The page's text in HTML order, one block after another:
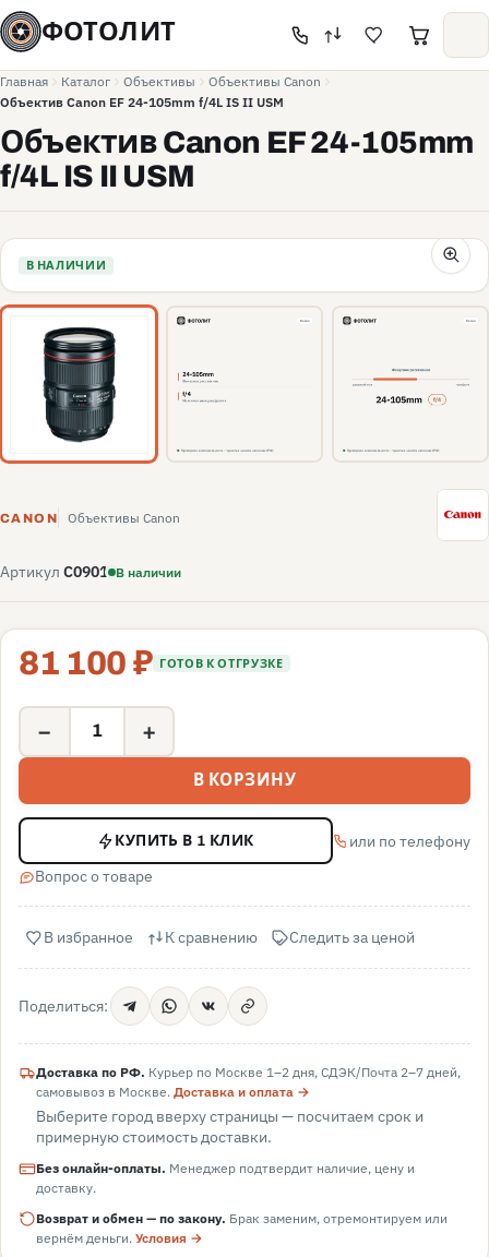
ФОТОЛИТ
Главная Каталог Объективы
Объективы Canon
Объектив Canon EF 24-105mm f/4L IS II USM
Объектив Canon EF 24-105mm
f/4L IS II USM
В НАЛИЧИИ
CANON Объективы Canon C
Артикул C0901 В наличии
81 100 ₽ ГОТОВ К ОТГРУЗКЕ
− +
В КОРЗИНУ
КУПИТЬ В 1 КЛИК
или по телефону
Вопрос о товаре
В избранное К сравнению Следить за ценой
Поделиться:
Доставка по РФ. Курьер по Москве 1–2 дня, СДЭК/Почта 2–7 дней,
самовывоз в Москве.Доставка и оплата →
Выберите город вверху страницы — посчитаем срок и
примерную стоимость доставки.
Без онлайн-оплаты. Менеджер подтвердит наличие, цену и
доставку.
Возврат и обмен — по закону. Брак заменим, отремонтируем или
вернём деньги. Условия →